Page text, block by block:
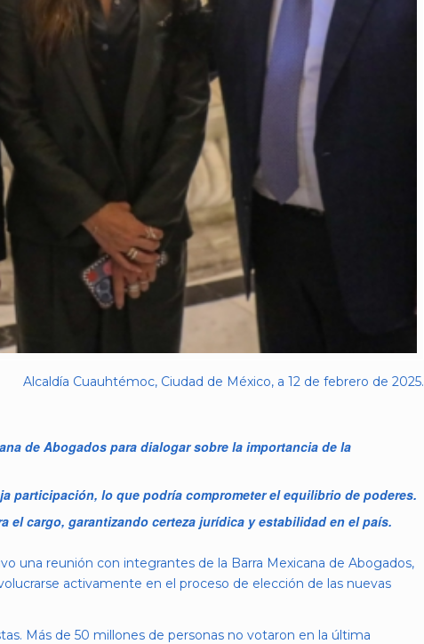
Alcaldía Cuauhtémoc, Ciudad de México, a 12 de febrero de 2025.
de Abogados para dialogar sobre la importancia de la
participación, lo que podría comprometer el equilibrio de poderes.
cargo, garantizando certeza jurídica y estabilidad en el país.
una reunión con integrantes de la Barra Mexicana de Abogados,
activamente en el proceso de elección de las nuevas
Más de 50 millones de personas no votaron en la última